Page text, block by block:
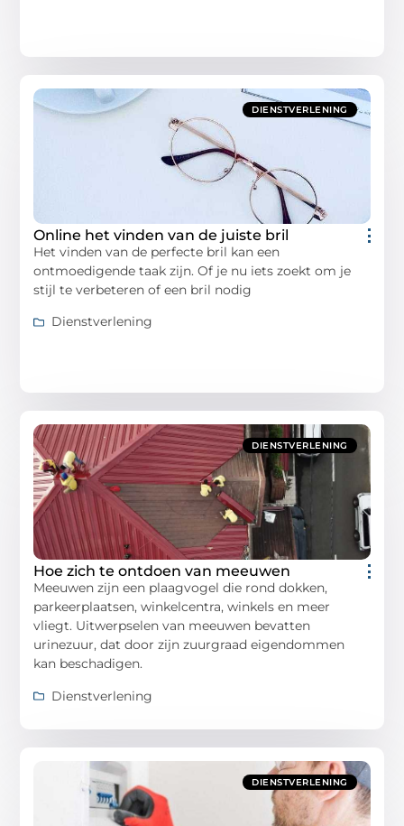
DIENSTVERLENING
Online het vinden van de juiste bril
Het vinden van de perfecte bril kan een
ontmoedigende taak zijn. Of je nu iets zoekt om je
stijl te verbeteren of een bril nodig
Dienstverlening
DIENSTVERLENING
Hoe zich te ontdoen van meeuwen
Meeuwen zijn een plaagvogel die rond dokken,
parkeerplaatsen, winkelcentra, winkels en meer
vliegt. Uitwerpselen van meeuwen bevatten
urinezuur, dat door zijn zuurgraad eigendommen
kan beschadigen.
Dienstverlening
DIENSTVERLENING